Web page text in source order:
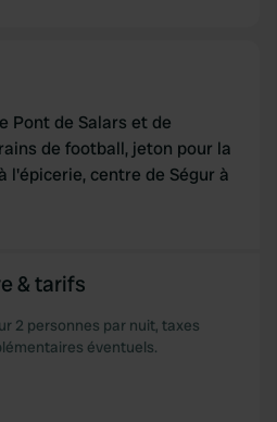
Pont de Salars et de
de football, jeton pour la
l'épicerie, centre de Ségur à
& tarifs
2 personnes par nuit, taxes
éventuels.